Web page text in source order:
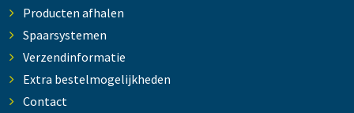
Producten afhalen
Spaarsystemen
Verzendinformatie
Extra bestelmogelijkheden
Contact